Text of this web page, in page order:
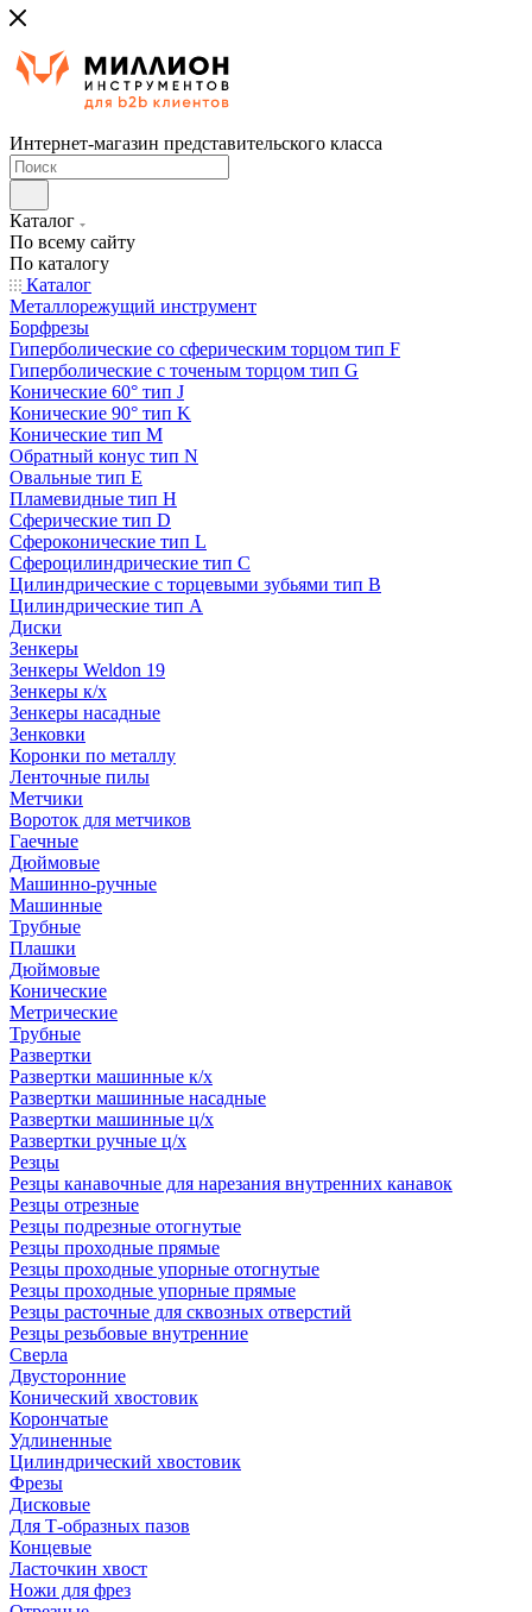
Интернет-магазин представительского класса
Каталог
По всему сайту
По каталогу
Каталог
Металлорежущий инструмент
Борфрезы
Гиперболические cо сферическим торцом тип F
Гиперболические с точеным торцом тип G
Конические 60° тип J
Конические 90° тип K
Конические тип M
Обратный конус тип N
Овальные тип E
Пламевидные тип H
Сферические тип D
Сфероконические тип L
Сфероцилиндрические тип C
Цилиндрические с торцевыми зубьями тип B
Цилиндрические тип А
Диски
Зенкеры
Зенкеры Weldon 19
Зенкеры к/х
Зенкеры насадные
Зенковки
Коронки по металлу
Ленточные пилы
Метчики
Вороток для метчиков
Гаечные
Дюймовые
Машинно-ручные
Машинные
Трубные
Плашки
Дюймовые
Конические
Метрические
Трубные
Развертки
Развертки машинные к/х
Развертки машинные насадные
Развертки машинные ц/х
Развертки ручные ц/х
Резцы
Резцы канавочные для нарезания внутренних канавок
Резцы отрезные
Резцы подрезные отогнутые
Резцы проходные прямые
Резцы проходные упорные отогнутые
Резцы проходные упорные прямые
Резцы расточные для сквозных отверстий
Резцы резьбовые внутренние
Сверла
Двусторонние
Конический хвостовик
Корончатые
Удлиненные
Цилиндрический хвостовик
Фрезы
Дисковые
Для Т-образных пазов
Концевые
Ласточкин хвост
Ножи для фрез